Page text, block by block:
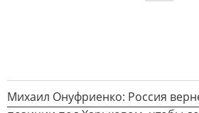
Михаил Онуфриенко: Россия